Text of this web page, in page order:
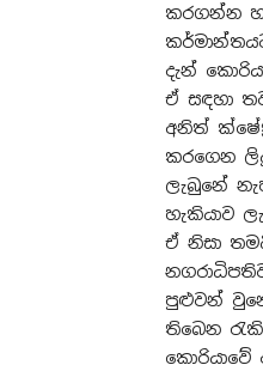
කරගන්න
දැන්
ඒ සඳහා
අනිත්
කරගෙන
ලැබුනේ
හැකියාව
ඒ නිසා
පුළුවන්
තිබෙන
කොරියාවේ